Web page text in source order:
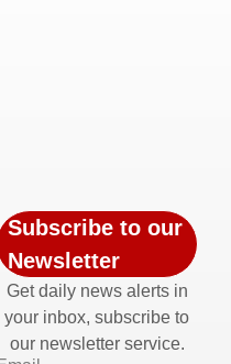
Subscribe to our
Newsletter
Get daily news alerts in
your inbox, subscribe to
our newsletter service.